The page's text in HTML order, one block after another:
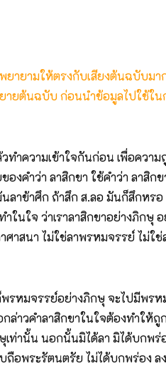
ยายามให้ตรงกับเสียงต้นฉบับม
ายต้นฉบับ ก่อนนำข้อมูลไปใช้ใน
ทำความเข้าใจกันก่อน เพื่อควา
องคำว่า ลาสิกขา ใช้คำว่า ลาสิก
ลาข้าศึก ถ้าสึก ส.ลอ มันก็สึกหรอ
ำในใจ ว่าเราลาสิกขาอย่างภิกษุ อ
ศาสนา ไม่ใช่ลาพรหมจรรย์ ไม่ใ
รหมจรรย์อย่างภิกษุ จะไปมีพร
ล่าวคำลาสิกขาในใจต้องทำให้ถู
ท่านั้น นอกนั้นมิได้ลา มิได้บกพร่
อพระรัตนตรัย ไม่ได้บกพร่อง ล